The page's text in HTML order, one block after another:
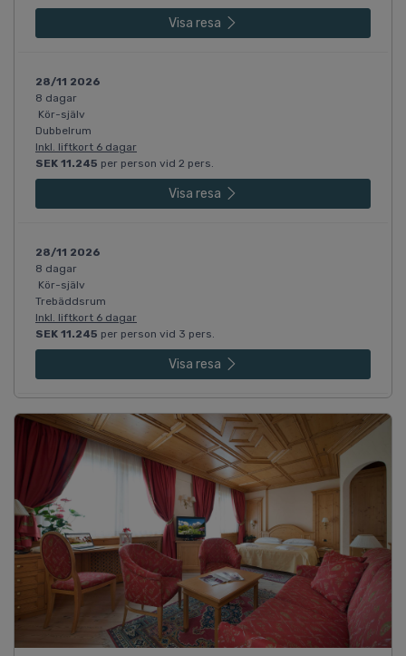
Visa resa
28/11 2026
8 dagar
Kör-själv
Dubbelrum
Inkl. liftkort 6 dagar
SEK 11.245 per person vid 2 pers.
Visa resa
28/11 2026
8 dagar
Kör-själv
Trebäddsrum
Inkl. liftkort 6 dagar
SEK 11.245 per person vid 3 pers.
Visa resa